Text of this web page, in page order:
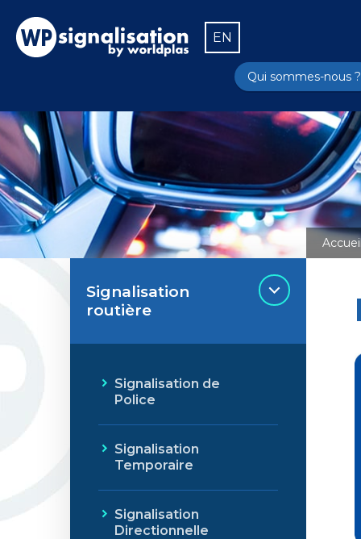
EN
Qui sommes-nous ?
Signalisation
routière
Signalisation de
Police
Signalisation
Temporaire
Signalisation
Directionnelle